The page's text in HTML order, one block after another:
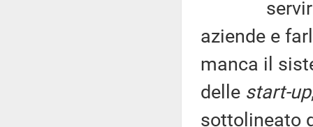
aziende e
manca il
delle start-up
sottolineato